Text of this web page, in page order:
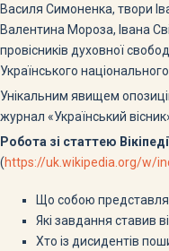
Василя Симоненка, твори
Валентина Мороза, Івана
провісників духовної
Українського
Унікальним явищем
журнал «Український
Робота зі статтею
(https://uk.wikipedia.org/w/
Що собою
Які завдання ставив
Хто із дисидентів